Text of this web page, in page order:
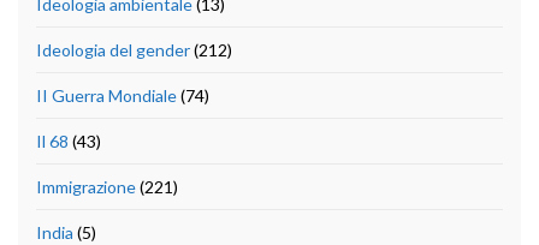
Ideologia del gender(212)
II Guerra Mondiale(74)
Il 68 (43)
Immigrazione(221)
India (5)